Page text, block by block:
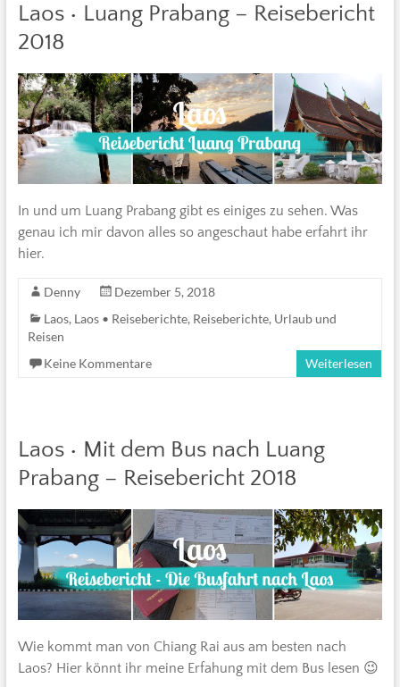
Laos • Luang Prabang – Reisebericht
2018
In und um Luang Prabang gibt es einiges zu sehen. Was
genau ich mir davon alles so angeschaut habe erfahrt ihr
hier.
Denny
Dezember 5, 2018
Laos, Laos • Reiseberichte, Reiseberichte, Urlaub und
Reisen
Keine Kommentare
Weiterlesen
Laos • Mit dem Bus nach Luang
Prabang – Reisebericht 2018
Wie kommt man von Chiang Rai aus am besten nach
Laos? Hier könnt ihr meine Erfahung mit dem Bus lesen 😉